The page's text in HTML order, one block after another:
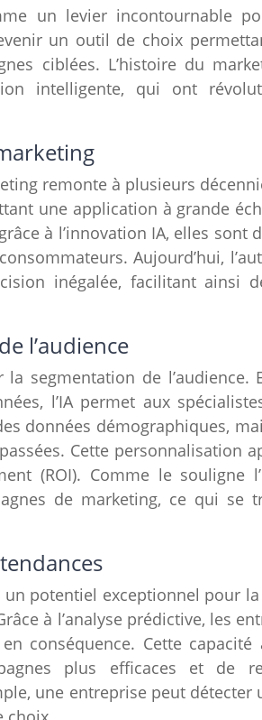
un levier incontournable
un outil de choix
ciblées. L’histoire du
intelligente, qui ont
remonte à plusieurs
une application à grande
à l’innovation IA, elles sont
Aujourd’hui,
inégalée, facilitant ainsi
l’audience
segmentation de l’audience.
l’IA permet aux
données démographiques,
Cette personnalisation
(ROI). Comme le souligne
de marketing, ce qui se
potentiel exceptionnel pour
à l’analyse prédictive, les
conséquence. Cette
plus efficaces et de
une entreprise peut détecter